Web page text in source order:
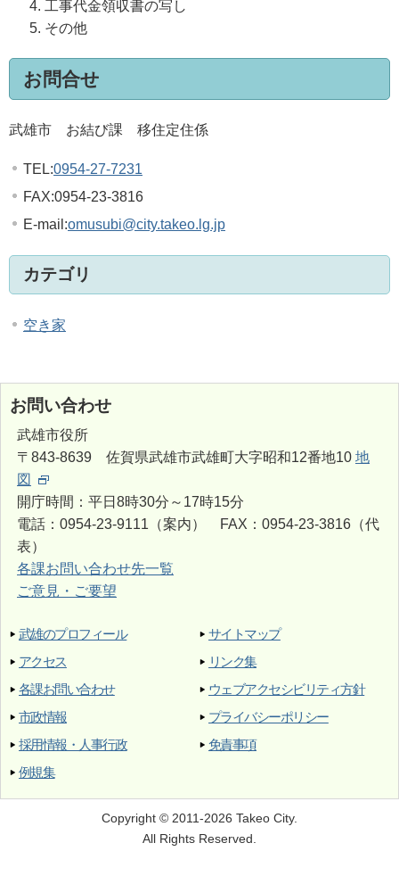
工事代金領収書の写し
その他
お問合せ
武雄市 お結び課 移住定住係
TEL:0954-27-7231
FAX:0954-23-3816
E-mail:omusubi@city.takeo.lg.jp
カテゴリ
空き家
お問い合わせ
武雄市役所
〒843-8639 佐賀県武雄市武雄町大字昭和12番地10 地
図
開庁時間：平日8時30分～17時15分
電話：0954-23-9111（案内） FAX：0954-23-3816（代
表）
各課お問い合わせ先一覧
ご意見・ご要望
武雄のプロフィール
アクセス
各課お問い合わせ
市政情報
採用情報・人事行政
例規集
サイトマップ
リンク集
ウェブアクセシビリティ方針
プライバシーポリシー
免責事項
Copyright © 2011-2026 Takeo City.
All Rights Reserved.